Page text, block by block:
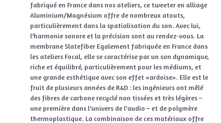
fabriqué en France dans nos ateliers, ce tweeter en alliage
Aluminium/Magnésium offre de nombreux atouts,
particulièrement dans la spatialisation du son. Avec lui,
l'harmonie sonore et la précision sont au rendez-vous. La
membrane Slatefiber Egalement fabriquée en France dans
les ateliers Focal, elle se caractérise par un son dynamique,
riche et équilibré, particulièrement pour les médiums, et
une grande esthétique avec son effet «ardoise». Elle est le
fruit de plusieurs années de R&D : les ingénieurs ont mêlé
des fibres de carbone recyclé non tissées et très légères –
une première dans l'univers de l'audio – et de polymère
thermoplastique. La combinaison de ces matériaux offre